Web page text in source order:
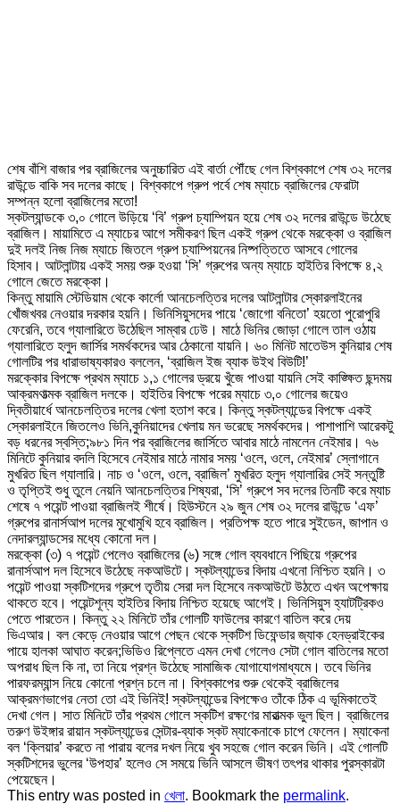
শেষ বাঁশি বাজার পর ব্রাজিলের অনুচ্চারিত এই বার্তা পৌঁছে গেল বিশ্বকাপে শেষ ৩২ দলের
রাউন্ডে বাকি সব দলের কাছে। বিশ্বকাপে গ্রুপ পর্বে শেষ ম্যাচে ব্রাজিলের ফেরাটা
সম্পন্ন হলো ব্রাজিলের মতো!
স্কটল্যান্ডকে ৩,০ গোলে উড়িয়ে ‘বি’ গ্রুপ চ্যাম্পিয়ন হয়ে শেষ ৩২ দলের রাউন্ডে উঠেছে
ব্রাজিল। মায়ামিতে এ ম্যাচের আগে সমীকরণ ছিল একই গ্রুপ থেকে মরক্কো ও ব্রাজিল
দুই দলই নিজ নিজ ম্যাচে জিতলে গ্রুপ চ্যাম্পিয়নের নিষ্পত্তিতে আসবে গোলের
হিসাব। আটলান্টায় একই সময় শুরু হওয়া ‘সি’ গ্রুপের অন্য ম্যাচে হাইতির বিপক্ষে ৪,২
গোলে জেতে মরক্কো।
কিন্তু মায়ামি স্টেডিয়াম থেকে কার্লো আনচেলত্তির দলের আটলান্টার স্কোরলাইনের
খোঁজখবর নেওয়ার দরকার হয়নি। ভিনিসিয়ুসদের পায়ে ‘জোগো বনিতো’ হয়তো পুরোপুরি
ফেরেনি, তবে গ্যালারিতে উঠেছিল সাম্বার ঢেউ। মাঠে ভিনির জোড়া গোলে তাল ওঠায়
গ্যালারিতে হলুদ জার্সির সমর্থকদের আর ঠেকানো যায়নি। ৬০ মিনিট মাতেউস কুনিয়ার শেষ
গোলটির পর ধারাভাষ্যকারও বললেন, ‘ব্রাজিল ইজ ব্যাক উইথ বিউটি!’
মরক্কোর বিপক্ষে প্রথম ম্যাচে ১,১ গোলের ড্রয়ে খুঁজে পাওয়া যায়নি সেই কাঙ্ক্ষিত ছন্দময়
আক্রমণাত্মক ব্রাজিল দলকে। হাইতির বিপক্ষে পরের ম্যাচে ৩,০ গোলের জয়েও
দ্বিতীয়ার্ধে আনচেলত্তির দলের খেলা হতাশ করে। কিন্তু স্কটল্যান্ডের বিপক্ষে একই
স্কোরলাইনে জিতলেও ভিনি,কুনিয়াদের খেলায় মন ভরেছে সমর্থকদের। পাশাপাশি আরেকটু
বড় ধরনের স্বস্তি;৯৮১ দিন পর ব্রাজিলের জার্সিতে আবার মাঠে নামলেন নেইমার। ৭৬
মিনিটে কুনিয়ার বদলি হিসেবে নেইমার মাঠে নামার সময় ‘ওলে, ওলে, নেইমার’ স্লোগানে
মুখরিত ছিল গ্যালারি। নাচ ও ‘ওলে, ওলে, ব্রাজিল’ মুখরিত হলুদ গ্যালারির সেই সন্তুষ্টি
ও তৃপ্তিই শুধু তুলে নেয়নি আনচেলত্তির শিষ্যরা, ‘সি’ গ্রুপে সব দলের তিনটি করে ম্যাচ
শেষে ৭ পয়েন্ট পাওয়া ব্রাজিলই শীর্ষে। হিউস্টনে ২৯ জুন শেষ ৩২ দলের রাউন্ডে ‘এফ’
গ্রুপের রানার্সআপ দলের মুখোমুখি হবে ব্রাজিল। প্রতিপক্ষ হতে পারে সুইডেন, জাপান ও
নেদারল্যান্ডসের মধ্যে কোনো দল।
মরক্কো (৩) ৭ পয়েন্ট পেলেও ব্রাজিলের (৬) সঙ্গে গোল ব্যবধানে পিছিয়ে গ্রুপের
রানার্সআপ দল হিসেবে উঠেছে নকআউটে। স্কটল্যান্ডের বিদায় এখনো নিশ্চিত হয়নি। ৩
পয়েন্ট পাওয়া স্কটিশদের গ্রুপে তৃতীয় সেরা দল হিসেবে নকআউটে উঠতে এখন অপেক্ষায়
থাকতে হবে। পয়েন্টশূন্য হাইতির বিদায় নিশ্চিত হয়েছে আগেই। ভিনিসিয়ুস হ্যাটট্রিকও
পেতে পারতেন। কিন্তু ২২ মিনিটে তাঁর গোলটি ফাউলের কারণে বাতিল করে দেয়
ভিএআর। বল কেড়ে নেওয়ার আগে পেছন থেকে স্কটিশ ডিফেন্ডার জ্যাক হেনড্রাইকের
পায়ে হালকা আঘাত করেন;ভিডিও রিপ্লেতে এমন দেখা গেলেও সেটা গোল বাতিলের মতো
অপরাধ ছিল কি না, তা নিয়ে প্রশ্ন উঠেছে সামাজিক যোগাযোগমাধ্যমে। তবে ভিনির
পারফরম্যান্স নিয়ে কোনো প্রশ্ন চলে না। বিশ্বকাপের শুরু থেকেই ব্রাজিলের
আক্রমণভাগের নেতা তো এই ভিনিই! স্কটল্যান্ডের বিপক্ষেও তাঁকে ঠিক এ ভূমিকাতেই
দেখা গেল। সাত মিনিটে তাঁর প্রথম গোলে স্কটিশ রক্ষণের মারাত্মক ভুল ছিল। ব্রাজিলের
তরুণ উইঙ্গার রায়ান স্কটল্যান্ডের সেন্টার-ব্যাক স্কট ম্যাকেনাকে চাপে ফেলেন। ম্যাকেনা
বল ‘ক্লিয়ার’ করতে না পারায় বলের দখল নিয়ে খুব সহজে গোল করেন ভিনি। এই গোলটি
স্কটিশদের ভুলের ‘উপহার’ হলেও সে সময়ে ভিনি আসলে ভীষণ তৎপর থাকার পুরস্কারটা
পেয়েছেন।
This entry was posted in খেলা. Bookmark the permalink.